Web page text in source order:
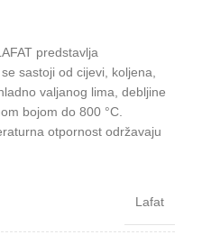
predstavlja
sastoji od cijevi, koljena,
valjanog lima, debljine
bojom do 800 °C.
otpornost održavaju
Lafat